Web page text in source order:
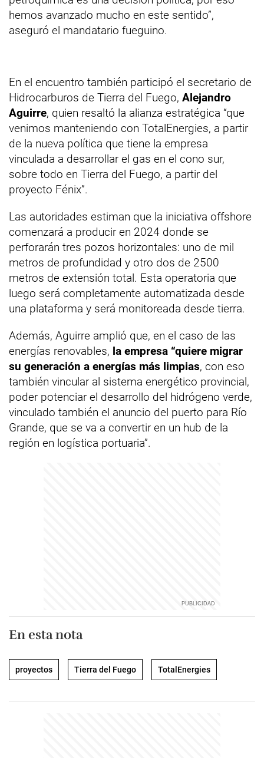
hemos avanzado mucho en este sentido”,
aseguró el mandatario fueguino.
En el encuentro también participó el secretario de
Hidrocarburos de Tierra del Fuego, Alejandro
Aguirre, quien resaltó la alianza estratégica “que
venimos manteniendo con TotalEnergies, a partir
de la nueva política que tiene la empresa
vinculada a desarrollar el gas en el cono sur,
sobre todo en Tierra del Fuego, a partir del
proyecto Fénix”.
Las autoridades estiman que la iniciativa offshore
comenzará a producir en 2024 donde se
perforarán tres pozos horizontales: uno de mil
metros de profundidad y otro dos de 2500
metros de extensión total. Esta operatoria que
luego será completamente automatizada desde
una plataforma y será monitoreada desde tierra.
Además, Aguirre amplió que, en el caso de las
energías renovables, la empresa “quiere migrar
su generación a energías más limpias, con eso
también vincular al sistema energético provincial,
poder potenciar el desarrollo del hidrógeno verde,
vinculado también el anuncio del puerto para Río
Grande, que se va a convertir en un hub de la
región en logística portuaria”.
En esta nota
proyectos Tierra del Fuego TotalEnergies